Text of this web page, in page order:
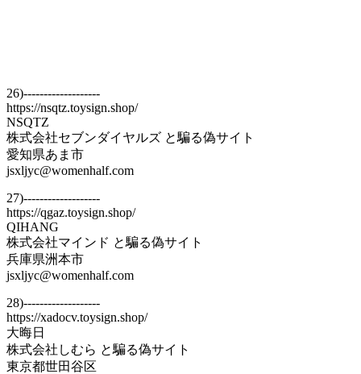
26)-------------------
https://nsqtz.toysign.shop/
NSQTZ
株式会社セブンダイヤルズ と騙る偽サイト
愛知県あま市
jsxljyc@womenhalf.com
27)-------------------
https://qgaz.toysign.shop/
QIHANG
株式会社マインド と騙る偽サイト
兵庫県洲本市
jsxljyc@womenhalf.com
28)-------------------
https://xadocv.toysign.shop/
大晦日
株式会社しむら と騙る偽サイト
東京都世田谷区